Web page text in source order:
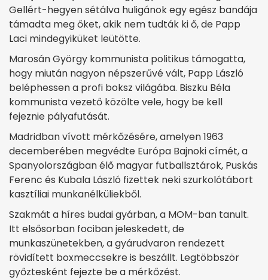
Gellért-hegyen sétálva huligánok egy egész bandája
támadta meg őket, akik nem tudták ki ő, de Papp
Laci mindegyiküket leütötte.
Marosán György kommunista politikus támogatta,
hogy miután nagyon népszerűvé vált, Papp László
beléphessen a profi boksz világába. Biszku Béla
kommunista vezető közölte vele, hogy be kell
fejeznie pályafutását.
Madridban vívott mérkőzésére, amelyen 1963
decemberében megvédte Európa Bajnoki címét, a
Spanyolországban élő magyar futballsztárok, Puskás
Ferenc és Kubala László fizettek neki szurkolótábort
kasztíliai munkanélküliekből.
Szakmát a híres budai gyárban, a MOM-ban tanult.
Itt elsősorban fociban jeleskedett, de
munkaszünetekben, a gyárudvaron rendezett
rövidített boxmeccsekre is beszállt. Legtöbbször
győztesként fejezte be a mérkőzést.